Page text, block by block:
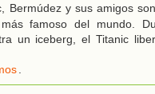
Bermúdez y sus amigos
famoso del mundo.
un iceberg, el Titanic
.